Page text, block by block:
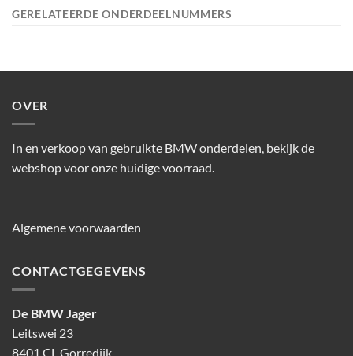
GERELATEERDE ONDERDEELNUMMERS
OVER
In en verkoop van gebruikte BMW onderdelen, bekijk de
webshop voor onze huidige voorraad.
Algemene voorwaarden
CONTACTGEGEVENS
De BMW Jager
Leitswei 23
8401 CL Gorredijk